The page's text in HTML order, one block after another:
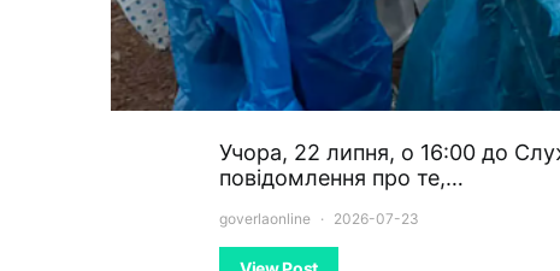
Учора, 22 липня, о 16:00 до
повідомлення про те,…
goverlaonline 2026-07-23